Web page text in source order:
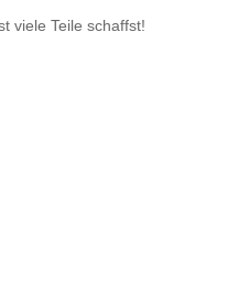
viele Teile schaffst!